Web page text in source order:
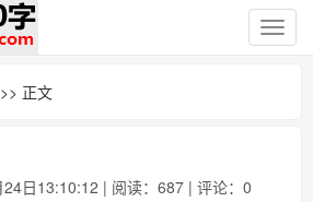
切
换
>> 正文
日13:10:12 | 阅读：687 | 评论：0